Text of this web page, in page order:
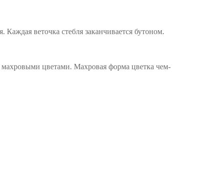
веточка стебля заканчивается бутоном.
цветами. Махровая форма цветка чем-